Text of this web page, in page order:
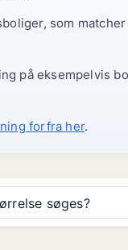
som
på eksempelvis
forfra her.
søges?